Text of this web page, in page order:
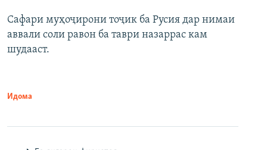
Сафари муҳоҷирони тоҷик ба Русия дар нимаи
аввали соли равон ба таври назаррас кам
шудааст.
Идома